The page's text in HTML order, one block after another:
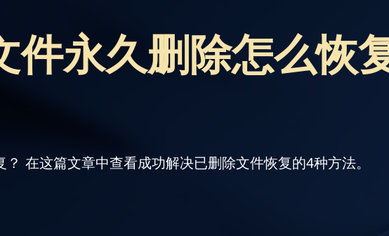
件永久删除怎么恢
在这篇文章中查看成功解决已删除文件恢复的4种方法。